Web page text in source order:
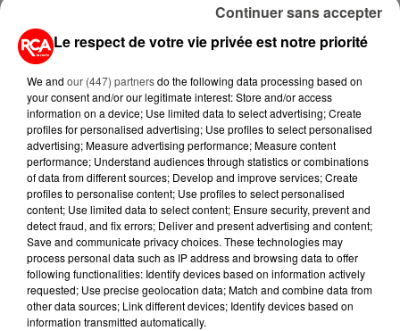
MANGER SAINEMENT COÛTE 25 %
PLUS CHER QU'IL Y A CINQ ANS,
5 août 2026
QUELLES SONT LES MARQUES QUI
OFFRENT LE MEILLEUR RAPPORT...
RETROUVEZ TOUTE L'ACTU DE LA RÉGION ET
RECEVEZ LES ALERTES INFOS DE LA RÉDACTION
EN TÉLÉCHARGEANT L'APPLICATION MOBILE
RCA
Le respect de votre vie privée est notre priorité
We and our (447) partnersdo the following data processing based on
your consent and/or our legitimate interest: Store and/or access
information on a device; Use limited data to select advertising; Create
profiles for personalised advertising; Use profiles to select personalised
advertising; Measure advertising performance; Measure content
performance; Understand audiences through statistics or combinations
of data from different sources; Develop and improve services; Create
profiles to personalise content; Use profiles to select personalised
content; Use limited data to select content; Ensure security, prevent and
detect fraud, and fix errors; Deliver and present advertising and content;
Save and communicate privacy choices. These technologies may
process personal data such as IP address and browsing data to offer
following functionalities: Identify devices based on information actively
requested; Use precise geolocation data; Match and combine data from
other data sources; Link different devices; Identify devices based on
information transmitted automatically.
Continuer sans accepter